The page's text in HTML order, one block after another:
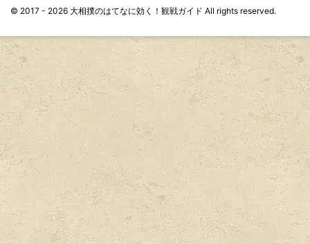
© 2017 - 2026 大相撲のはてなに効く！観戦ガイド All rights reserved.